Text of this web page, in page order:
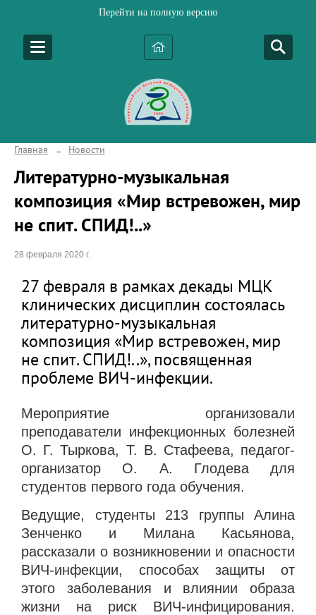
Перейти на полную версию
Главная → Новости
Литературно-музыкальная
композиция «Мир встревожен, мир
не спит. СПИД!..»
28 февраля 2020 г.
27 февраля в рамках декады МЦК
клинических дисциплин состоялась
литературно-музыкальная
композиция «Мир встревожен, мир
не спит. СПИД!..», посвященная
проблеме ВИЧ-инфекции.
Мероприятие организовали
преподаватели инфекционных болезней
О. Г. Тыркова, Т. В. Стафеева, педагог-
организатор О. А. Глодева для
студентов первого года обучения.
Ведущие, студенты 213 группы Алина
Зенченко и Милана Касьянова,
рассказали о возникновении и опасности
ВИЧ-инфекции, способах защиты от
этого заболевания и влиянии образа
жизни на риск ВИЧ-инфицирования.